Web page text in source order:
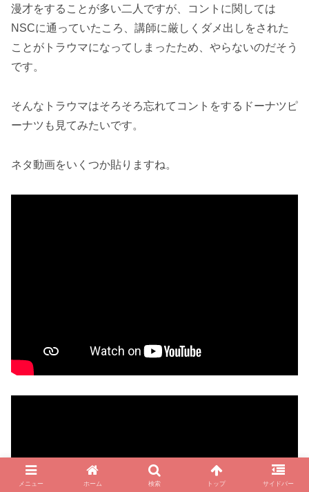
漫才をすることが多い二人ですが、コントに関しては
NSCに通っていたころ、講師に厳しくダメ出しをされた
ことがトラウマになってしまったため、やらないのだそう
です。
そんなトラウマはそろそろ忘れてコントをするドーナツピ
ーナツも見てみたいです。
ネタ動画をいくつか貼りますね。
メニュー ホーム 検索 トップ サイドバー